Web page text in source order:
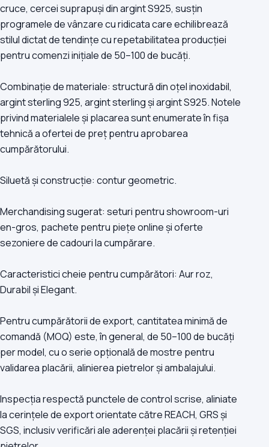
cruce, cercei suprapuși din argint S925, susțin
programele de vânzare cu ridicata care echilibrează
stilul dictat de tendințe cu repetabilitatea producției
pentru comenzi inițiale de 50–100 de bucăți.
Combinație de materiale: structură din oțel inoxidabil,
argint sterling 925, argint sterling și argint S925. Notele
privind materialele și placarea sunt enumerate în fișa
tehnică a ofertei de preț pentru aprobarea
cumpărătorului.
Siluetă și construcție: contur geometric.
Merchandising sugerat: seturi pentru showroom-uri
en-gros, pachete pentru piețe online și oferte
sezoniere de cadouri la cumpărare.
Caracteristici cheie pentru cumpărători: Aur roz,
Durabil și Elegant.
Pentru cumpărătorii de export, cantitatea minimă de
comandă (MOQ) este, în general, de 50–100 de bucăți
per model, cu o serie opțională de mostre pentru
validarea placării, alinierea pietrelor și ambalajului.
Inspecția respectă punctele de control scrise, aliniate
la cerințele de export orientate către REACH, GRS și
SGS, inclusiv verificări ale aderenței placării și retenției